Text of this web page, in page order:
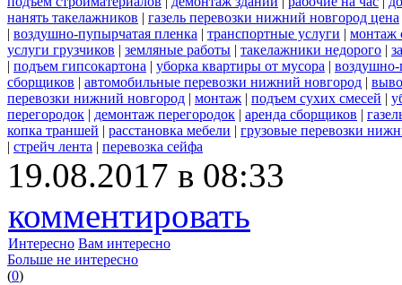
нанять такелажников | газель перевозки нижний новгород цена
| воздушно-пупырчатая пленка | транспортные услуги | монтаж
услуги грузчиков | земляные работы | такелажники недорого |
| подъем гипсокартона | уборка квартиры от мусора | воздушно-
сборщиков | автомобильные перевозки нижний новгород |
перевозки нижний новгород | монтаж | подъем сухих смесей |
перегородок | демонтаж перегородок | аренда сборщиков |
копка траншей | расстановка мебели | грузовые перевозки
| стрейч лента | перевозка сейфа
19.08.2017 в 08:33
комментировать
Интересно Вам интересно
Больше не интересно
(0)